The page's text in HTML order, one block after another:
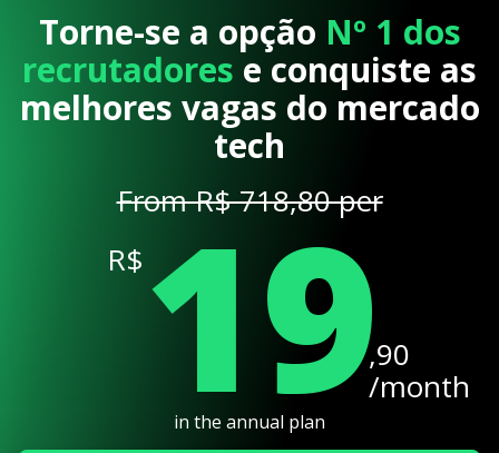
Torne-se a opção Nº 1 dos
recrutadores e conquiste as
melhores vagas do mercado
tech
From R$ 718,80 per
R$ 19,90
/month
in the annual plan